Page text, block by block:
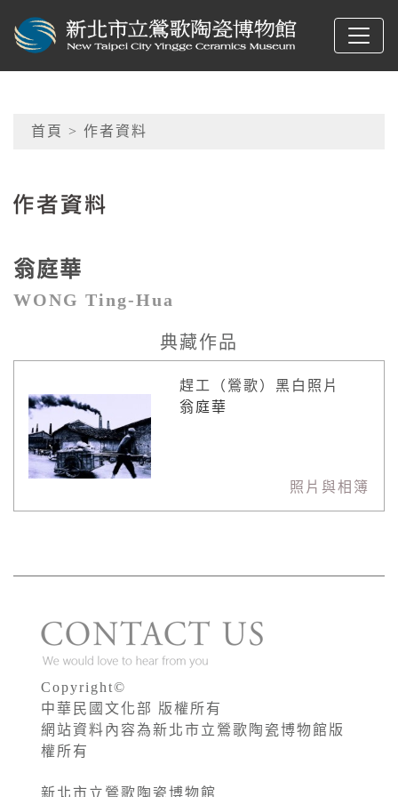
新北市立鶯歌陶瓷博物
網頁導覽
首頁 > 作者資料
翁庭華
WONG Ting-Hua
典藏作品
趕工（鶯歌）黑白照片
翁庭華
照片與相簿
Copyright©
中華民國文化部 版權所有
網站資料內容為新北市立鶯歌陶瓷博物館版
權所有
新北市立鶯歌陶瓷博物館